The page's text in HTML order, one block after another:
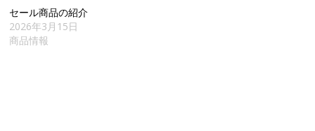
セール商品の紹介
2026年3月15日
商品情報